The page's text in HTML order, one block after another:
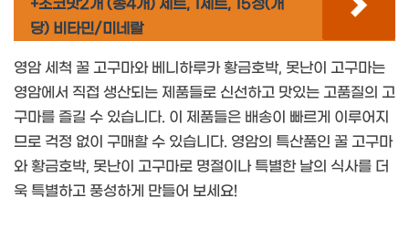
+초코맛2개 (총4개) 세트, 1세트, 15정(개
당) 비타민/미네랄
영암 세척 꿀 고구마와 베니하루카 황금호박, 못난이 고구마는
영암에서 직접 생산되는 제품들로 신선하고 맛있는 고품질의 고
구마를 즐길 수 있습니다. 이 제품들은 배송이 빠르게 이루어지
므로 걱정 없이 구매할 수 있습니다. 영암의 특산품인 꿀 고구마
와 황금호박, 못난이 고구마로 명절이나 특별한 날의 식사를 더
욱 특별하고 풍성하게 만들어 보세요!